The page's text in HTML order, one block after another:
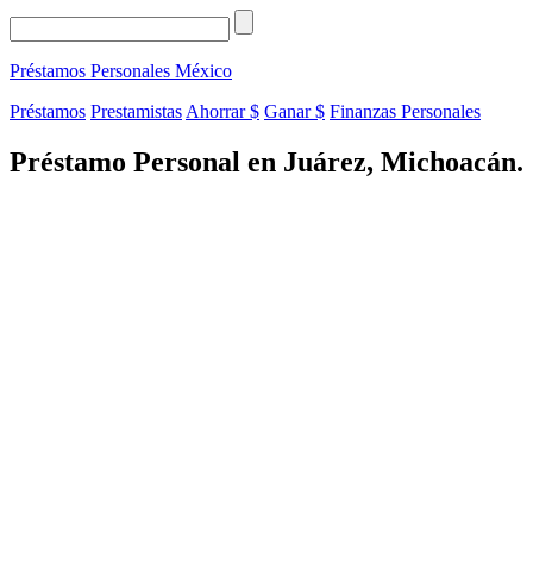
Préstamos Personales México
Préstamos Prestamistas Ahorrar $ Ganar $ Finanzas Personales
Préstamo Personal en Juárez, Michoacán.